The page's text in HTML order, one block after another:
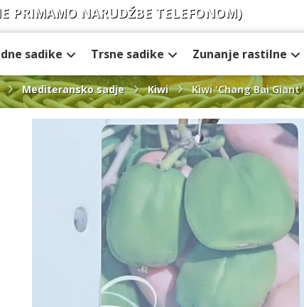
PRIMAMO NARUDŽBE TELEFONOM)
sadike Trsne sadike Zunanje rastilne
Mediteransko sadje Kiwi Kiwi 'Chang Bai Giant'